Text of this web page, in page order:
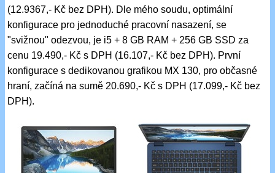
(12.9367,- Kč bez DPH). Dle mého soudu, optimální
konfigurace pro jednoduché pracovní nasazení, se
"svižnou" odezvou, je i5 + 8 GB RAM + 256 GB SSD za
cenu 19.490,- Kč s DPH (16.107,- Kč bez DPH). První
konfigurace s dedikovanou grafikou MX 130, pro občasné
hraní, začíná na sumě 20.690,- Kč s DPH (17.099,- Kč bez
DPH).